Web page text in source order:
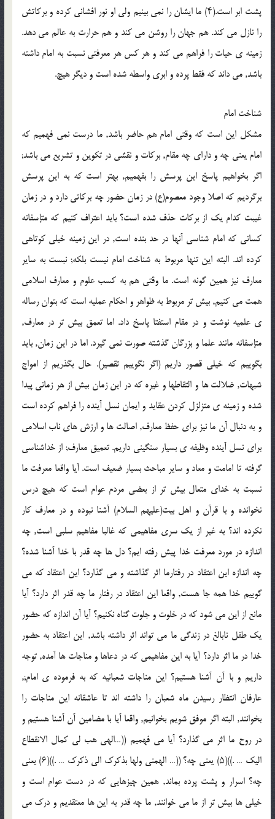
پشت ابر است.(۴) ما ایشان را نمى بینیم ولى او نور افشانى کرده و برکاتش
را نازل مى کند. هم جهان را روشن مى کند و هم حرارت به عالم مى دهد.
زمینه ى حیات را فراهم مى کند و هر کس هر معرفتى نسبت به امام داشته
باشد, مى داند که فقط پرده و ابرى واسطه شده است و دیگر هیچ.
شناخت امام
مشکل این است که وقتى امام هم حاضر باشد, ما درست نمى فهمیم که
امام یعنى چه و داراى چه مقام, برکات و نقشى در تکوین و تشریع مى باشد;
اگر بخواهیم پاسخ این پرسش را بفهمیم, بهتر است که به این پرسش
برگردیم که اصلا وجود معصوم(ع) در زمان حضور چه برکاتى دارد و در زمان
غیبت کدام یک از برکات حذف شده است؟ باید اعتراف کنیم که متإسفانه
کسانى که امام شناسى آنها در حد بنده است, در این زمینه خیلى کوتاهى
کرده اند. البته این تنها مربوط به شناخت امام نیست بلکه; نبست به سایر
معارف نیز همین گونه است. ما وقتى هم به کسب علوم و معارف اسلامى
همت مى کنیم, بیش تر مربوط به ظواهر و احکام عملیه است که بتوان رساله
ى علمیه نوشت و در مقام استفتا پاسخ داد. اما تعمق بیش تر در معارف,
متإسفانه مانند علما و بزرگان گذشته صورت نمى گیرد. اما در این زمان, باید
بگوییم که خیلى قصور داریم (اگر نگوییم تقصیر). حال بگذریم از امواج
شبهات, ضلالت ها و التقاطها و غیره که در این زمان بیش از هر زمانى پیدا
شده و زمینه ى متزلزل کردن عقاید و ایمان نسل آینده را فراهم کرده است
و به دنبال آن ما نیز براى حفظ معارف, اصالت ها و ارزش هاى ناب اسلامى
براى نسل آینده وظیفه ى بسیار سنگینى داریم. تعمیق معارف; از خداشناسى
گرفته تا امامت و معاد و سایر مباحث بسیار ضعیف است. آیا واقعا معرفت ما
نسبت به خداى متعال بیش تر از بعضى مردم عوام است که هیچ درس
نخوانده و با قرآن و اهل بیت(علیهم السلام) آشنا نبوده و در معارف کار
نکرده اند؟ به غیر از یک سرى مفاهیمى که غالبا مفاهیم سلبى است, چه
اندازه در مورد معرفت خدا پیش رفته ایم؟ دل ها چه قدر با خدا آشنا شده؟
چه اندازه این اعتقاد در رفتارما اثر گذاشته و مى گذارد؟ این اعتقاد که مى
گوییم خدا همه جا هست, واقعا این اعتقاد در رفتار ما چه قدر اثر دارد؟ آیا
مانع از این مى شود که در خلوت و جلوت گناه نکنیم؟ آیا آن اندازه که حضور
یک طفل نابالغ در زندگى ما مى تواند اثر داشته باشد, این اعتقاد به حضور
خدا در ما اثر دارد؟ آیا به این مفاهیمى که در دعاها و مناجات ها آمده, توجه
داریم و با آن آشنا هستیم؟ این مناجات شعبانیه که به فرموده ى امام;,
عارفان انتظار رسیدن ماه شعبان را داشته اند تا عاشقانه این مناجات را
بخوانند, البته اگر موفق شویم بخوانیم, واقعا آیا با مضامین آن آشنا هستیم و
در روح ما اثر مى گذارد؟ آیا مى فهمیم ((…الهى هب لى کمال الانقطاع
الیک … .))(۵) یعنى چه؟ ((… الهمنى ولها بذکرک الى ذکرک … .))(۶) یعنى
چه؟ اسرار و پشت پرده بماند, همین چیزهایى که در دست عوام است و
خیلى ها بیش تر از ما مى خوانند, ما چه قدر به این ها معتقدیم و درک مى